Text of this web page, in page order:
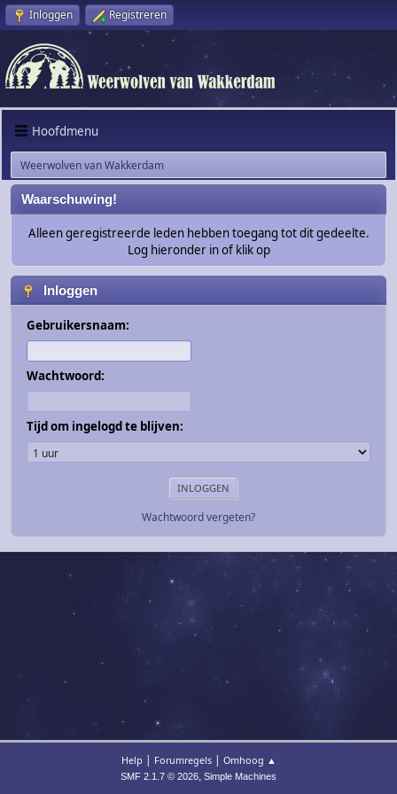
Inloggen Registreren
Hoofdmenu
Weerwolven van Wakkerdam
Waarschuwing!
Alleen geregistreerde leden hebben toegang tot dit gedeelte.
Log hieronder in of klik op
Inloggen
Gebruikersnaam:
Wachtwoord:
Tijd om ingelogd te blijven:
Wachtwoord vergeten?
Help | Forumregels| Omhoog ▲
SMF 2.1.7 © 2026, Simple Machines